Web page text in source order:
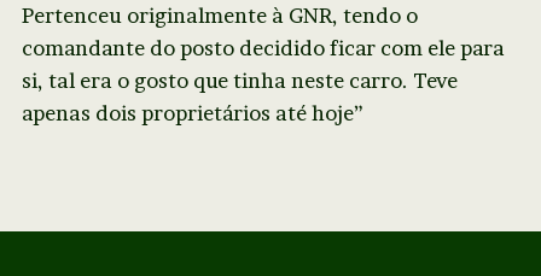
Pertenceu originalmente à GNR, tendo o
comandante do posto decidido ficar com ele para
si, tal era o gosto que tinha neste carro. Teve
apenas dois proprietários até hoje”